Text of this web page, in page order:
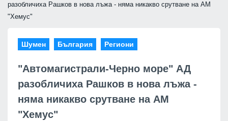
разобличиха Рашков в нова лъжа - няма никакво срутване на АМ
"Хемус"
Шумен България Региони
"Автомагистрали-Черно море" АД
разобличиха Рашков в нова лъжа -
няма никакво срутване на АМ
"Хемус"